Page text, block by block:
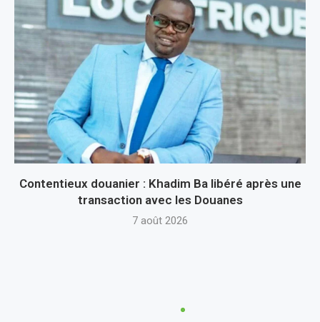
Contentieux douanier : Khadim Ba libéré après une
transaction avec les Douanes
7 août 2026